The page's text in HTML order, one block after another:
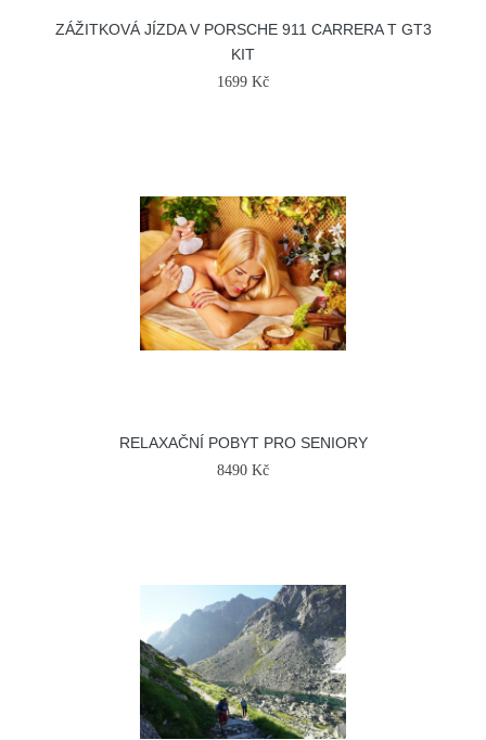
ZÁŽITKOVÁ JÍZDA V PORSCHE 911 CARRERA T GT3
KIT
1699 Kč
RELAXAČNÍ POBYT PRO SENIORY
8490 Kč